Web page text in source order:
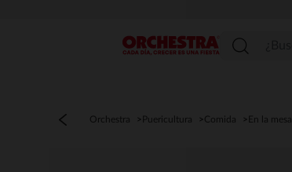
Menú
Orchestra Puericultura Comida En la mesa